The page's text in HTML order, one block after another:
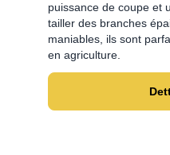
puissance de coupe et
tailler des branches
maniables, ils sont
en agriculture.